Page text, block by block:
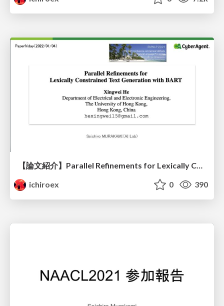
【論文紹介】Parallel Refinements for Lexically Constrained Text Generation with BART
ichiroex
0 390